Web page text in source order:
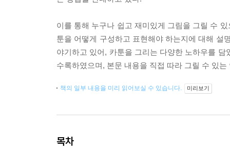
이를 통해 누구나 쉽고 재미있게 그림을 그릴 수
툰을 어떻게 구성하고 표현해야 하는지에 대해 설
야기하고 있어, 카툰을 그리는 다양한 노하우를
수록하였으며, 본문 내용을 직접 따라 그릴 수 있
책의 일부 내용을 미리 읽어보실 수 있습니다. 미리보기
목차